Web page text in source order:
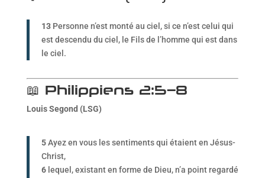
13Personne n’est monté au ciel, si ce n’est celui qui
est descendu du ciel, le Fils de l’homme qui est dans
le ciel.
📖 Philippiens 2:5–8
Louis Segond (LSG)
5Ayez en vous les sentiments qui étaient en Jésus-
Christ,
6lequel, existant en forme de Dieu, n’a point regardé